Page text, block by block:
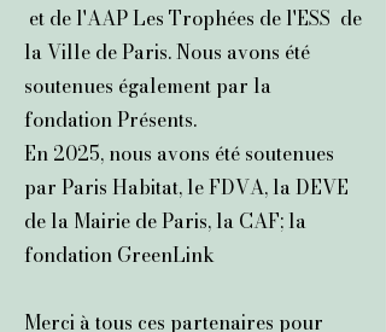
et de l'AAP Les Trophées de l'ESS de
la Ville de Paris. Nous avons été
soutenues également par la
fondation Présents.
En 2025, nous avons été soutenues
par Paris Habitat, le FDVA, la DEVE
de la Mairie de Paris, la CAF; la
fondation GreenLink
Merci à tous ces partenaires pour